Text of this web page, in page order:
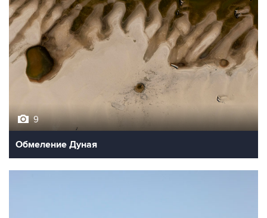
9
Обмеление Дуная